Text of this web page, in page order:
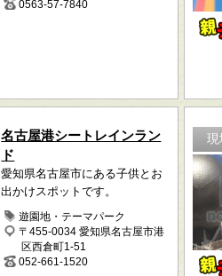
0563-57-7840
名古屋港シートレインラン
ド
愛知県名古屋市にある子供とお
出かけスポットです。
遊園地・テーマパーク
〒455-0034 愛知県名古屋市港
区西倉町1-51
052-661-1520
現